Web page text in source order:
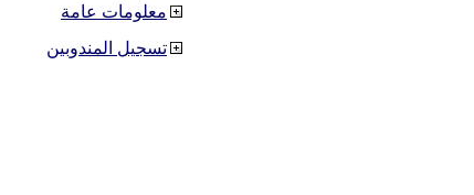
معلومات عامة
تسجيل المندوبين